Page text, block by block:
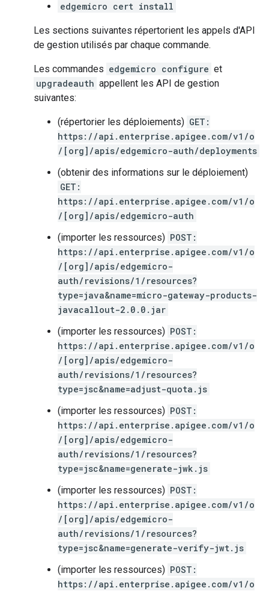
edgemicro cert install
Les sections suivantes répertorient les appels d'API
de gestion utilisés par chaque commande.
Les commandes edgemicro configure et
upgradeauth appellent les API de gestion
suivantes:
(répertorier les déploiements) GET:
https://api.enterprise.apigee.com/v1/o
/[org]/apis/edgemicro-auth/deployments
(obtenir des informations sur le déploiement)
GET:
https://api.enterprise.apigee.com/v1/o
/[org]/apis/edgemicro-auth
(importer les ressources) POST:
https://api.enterprise.apigee.com/v1/o
/[org]/apis/edgemicro-
auth/revisions/1/resources?
type=java&name=micro-gateway-products-
javacallout-2.0.0.jar
(importer les ressources) POST:
https://api.enterprise.apigee.com/v1/o
/[org]/apis/edgemicro-
auth/revisions/1/resources?
type=jsc&name=adjust-quota.js
(importer les ressources) POST:
https://api.enterprise.apigee.com/v1/o
/[org]/apis/edgemicro-
auth/revisions/1/resources?
type=jsc&name=generate-jwk.js
(importer les ressources) POST:
https://api.enterprise.apigee.com/v1/o
/[org]/apis/edgemicro-
auth/revisions/1/resources?
type=jsc&name=generate-verify-jwt.js
(importer les ressources) POST:
https://api.enterprise.apigee.com/v1/o